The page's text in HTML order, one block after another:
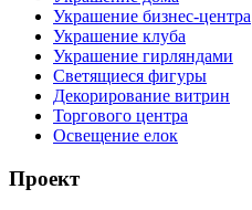
Украшение бизнес-центра
Украшение клуба
Украшение гирляндами
Светящиеся фигуры
Декорирование витрин
Торгового центра
Освещение елок
Проект